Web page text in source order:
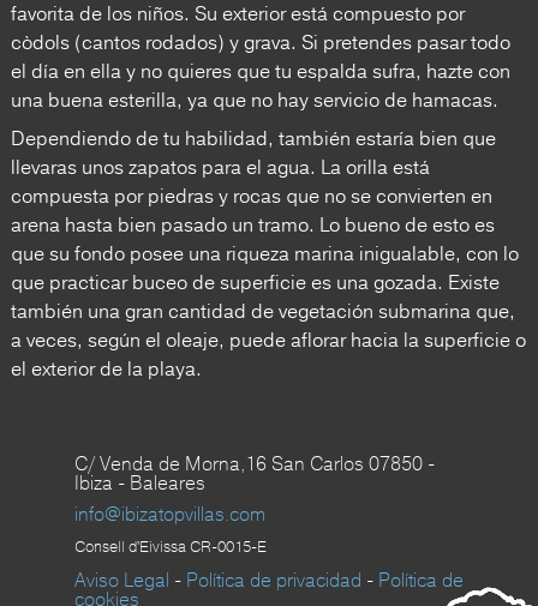
favorita de los niños. Su exterior está compuesto por
còdols (cantos rodados) y grava. Si pretendes pasar todo
el día en ella y no quieres que tu espalda sufra, hazte con
una buena esterilla, ya que no hay servicio de hamacas.
Dependiendo de tu habilidad, también estaría bien que
llevaras unos zapatos para el agua. La orilla está
compuesta por piedras y rocas que no se convierten en
arena hasta bien pasado un tramo. Lo bueno de esto es
que su fondo posee una riqueza marina inigualable, con lo
que practicar buceo de superficie es una gozada. Existe
también una gran cantidad de vegetación submarina que,
a veces, según el oleaje, puede aflorar hacia la superficie o
el exterior de la playa.
C/ Venda de Morna,16 San Carlos 07850 -
Ibiza - Baleares
info@ibizatopvillas.com
Consell d'Eivissa CR-0015-E
Aviso Legal - Política de privacidad - Política de
cookies